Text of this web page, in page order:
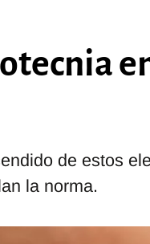
de estos
la norma.